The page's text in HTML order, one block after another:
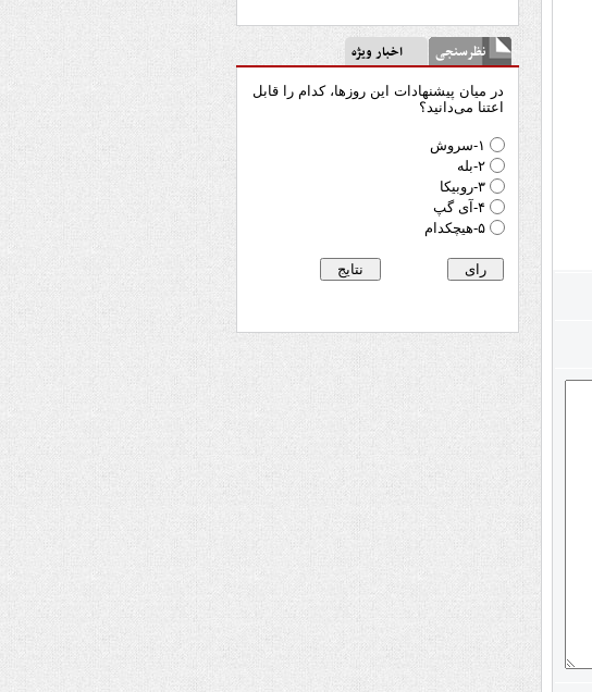
نظرسنجی اخبار ویژه
در میان پیشنهادات این روزها، کدام را قابل
اعتنا می‌دانید؟
۱-سروش
۲-بله
۳-روبیکا
۴-آی گپ
۵-هیچکدام